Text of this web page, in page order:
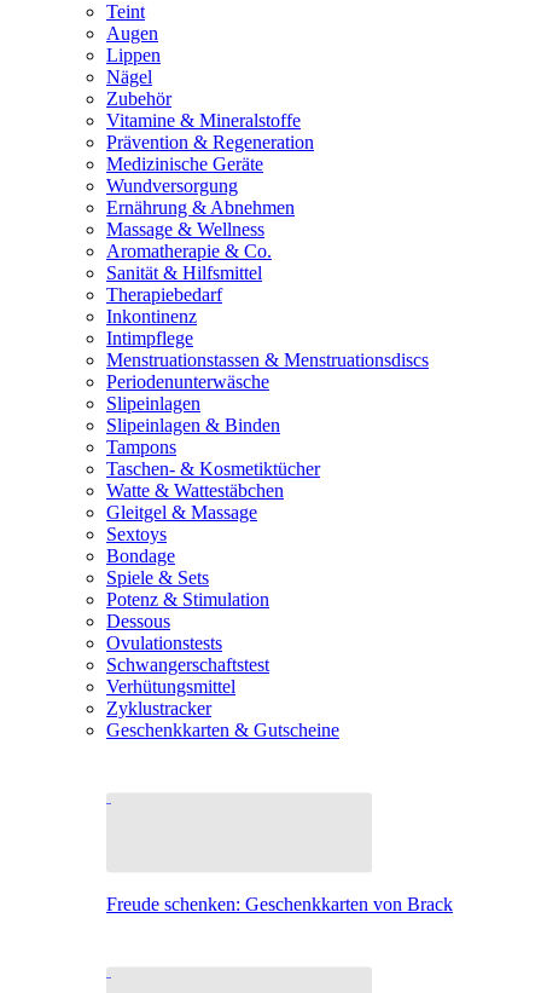
Teint
Augen
Lippen
Nägel
Zubehör
Vitamine & Mineralstoffe
Prävention & Regeneration
Medizinische Geräte
Wundversorgung
Ernährung & Abnehmen
Massage & Wellness
Aromatherapie & Co.
Sanität & Hilfsmittel
Therapiebedarf
Inkontinenz
Intimpflege
Menstruationstassen & Menstruationsdiscs
Periodenunterwäsche
Slipeinlagen
Slipeinlagen & Binden
Tampons
Taschen- & Kosmetiktücher
Watte & Wattestäbchen
Gleitgel & Massage
Sextoys
Bondage
Spiele & Sets
Potenz & Stimulation
Dessous
Ovulationstests
Schwangerschaftstest
Verhütungsmittel
Zyklustracker
Geschenkkarten & Gutscheine
Freude schenken: Geschenkkarten von Brack